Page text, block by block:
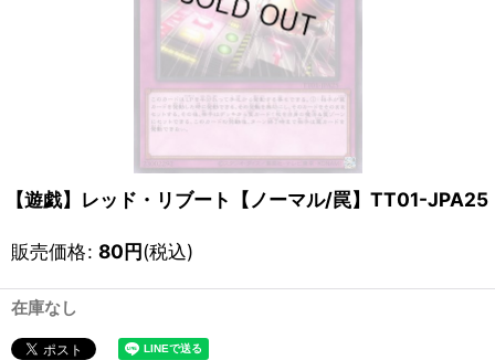
【遊戯】レッド・リブート【ノーマル/罠】TT01-JPA25
販売価格: 80円(税込)
在庫なし